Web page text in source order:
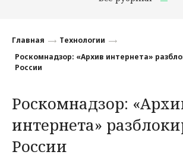
Финансы
Наука
Культура
Общество
Главная
Технологии
Роскомнадзор: «Архив интернета»
России
Роскомнадзор:
интернета»
России